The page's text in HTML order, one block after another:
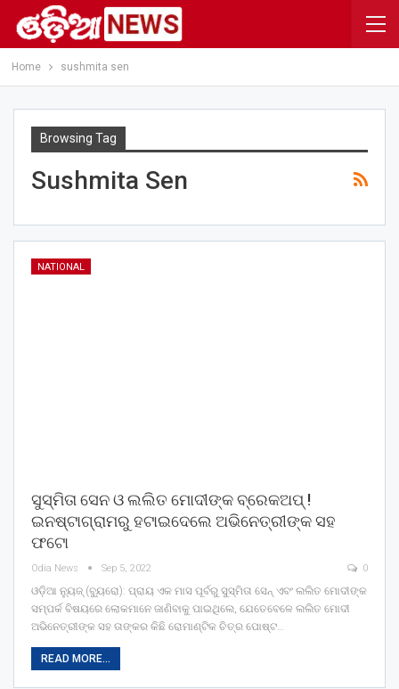
Home sushmita sen
Browsing Tag
Sushmita Sen
NATIONAL
ସୁସ୍ମିତା ସେନ ଓ ଲଲିତ ମୋଦୀଙ୍କ ବ୍ରେକଅପ୍ !
ଇନଷ୍ଟାଗ୍ରାମରୁ ହଟାଇଦେଲେ ଅଭିନେତ୍ରୀଙ୍କ ସହ
ଫଟୋ
Odia News Sep 5, 2022 0
ଓଡ଼ିଆ ନ୍ୟୁଜ୍ (ବ୍ୟୁରୋ): ପ୍ରାୟ ଏକ ମାସ ପୂର୍ବରୁ ସୁସ୍ମିତା ସେନ୍ ଏବଂ ଲଲିତ ମୋଦୀଙ୍କ
ସମ୍ପର୍କ ବିଷୟରେ ଲୋକମାନେ ଜାଣିବାକୁ ପାଇଥିଲେ, ଯେତେବେଳେ ଲଲିତ ମୋଦୀ
ଅଭିନେତ୍ରୀଙ୍କ ସହ ତାଙ୍କର କିଛି ରୋମାଣ୍ଟିକ ଚିତ୍ର ପୋଷ୍ଟ…
READ MORE...